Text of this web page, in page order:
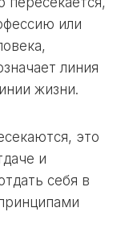
или
линия
жизни.
это
и
себя в